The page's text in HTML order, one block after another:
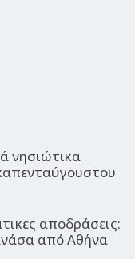
νησιώτικα
αποδράσεις:
από Αθήνα